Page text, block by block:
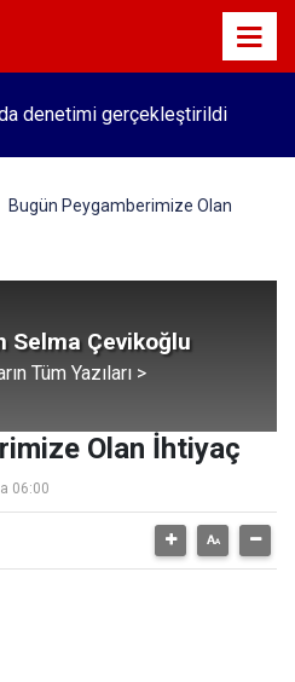
denetimi gerçekleştirildi
Bugün Peygamberimize Olan
Selma Çevikoğlu
Tüm Yazıları >
Olan İhtiyaç
06:00